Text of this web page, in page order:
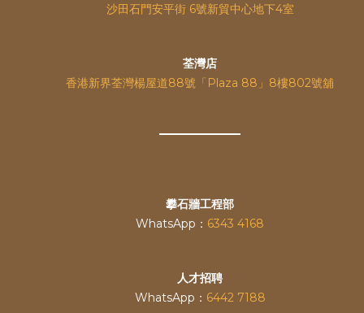
沙田石門安平街 6號新貿中心地下4室
荃灣店
香港新界荃灣楊屋道88號「Plaza 88」8樓802號舖
攀石牆工程部
WhatsApp： 6343 4168
人才招聘
WhatsApp： 6442 7188